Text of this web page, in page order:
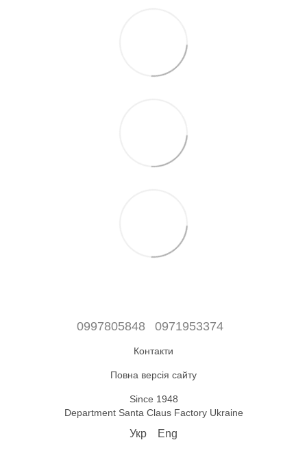
0997805848 0971953374
Контакти
Повна версія сайту
Since 1948
Department Santa Claus Factory Ukraine
Укр Eng